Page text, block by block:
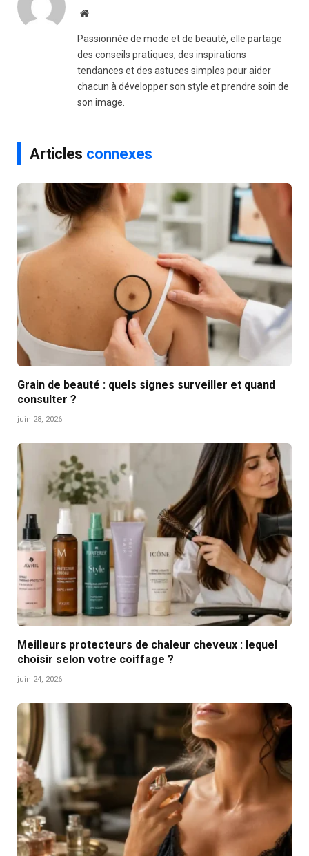
Website
Passionnée de mode et de beauté, elle partage
des conseils pratiques, des inspirations
tendances et des astuces simples pour aider
chacun à développer son style et prendre soin de
son image.
Articles connexes
Grain de beauté : quels signes surveiller et quand
consulter ?
juin 28, 2026
Meilleurs protecteurs de chaleur cheveux : lequel
choisir selon votre coiffage ?
juin 24, 2026